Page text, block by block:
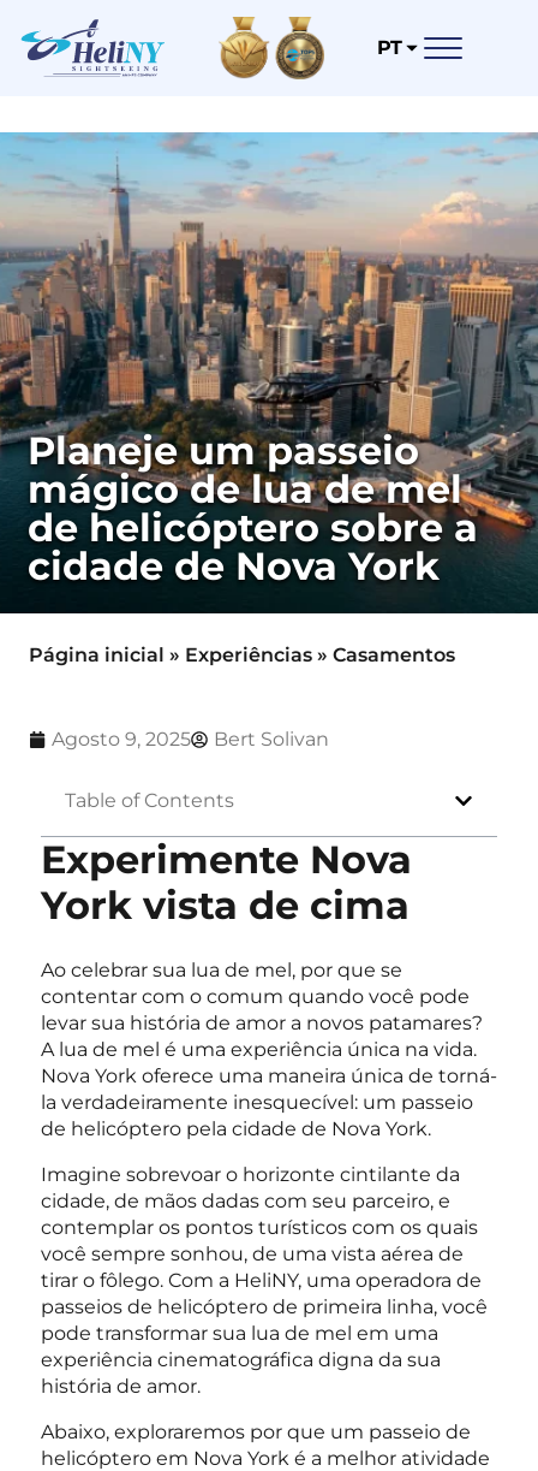
PT
Planeje um passeio
mágico de lua de mel
de helicóptero sobre a
cidade de Nova York
Página inicial » Experiências » Casamentos
Agosto 9, 2025 Bert Solivan
Table of Contents
Experimente Nova
York vista de cima
Ao celebrar sua lua de mel, por que se
contentar com o comum quando você pode
levar sua história de amor a novos patamares?
A lua de mel é uma experiência única na vida.
Nova York oferece uma maneira única de torná-
la verdadeiramente inesquecível: um passeio
de helicóptero pela cidade de Nova York.
Imagine sobrevoar o horizonte cintilante da
cidade, de mãos dadas com seu parceiro, e
contemplar os pontos turísticos com os quais
você sempre sonhou, de uma vista aérea de
tirar o fôlego. Com a HeliNY, uma operadora de
passeios de helicóptero de primeira linha, você
pode transformar sua lua de mel em uma
experiência cinematográfica digna da sua
história de amor.
Abaixo, exploraremos por que um passeio de
helicóptero em Nova York é a melhor atividade